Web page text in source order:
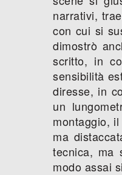
narrativi,
con cui si
dimostrò
scritto, in
sensibilità
diresse, in
un
montaggio,
ma
tecnica, ma
modo assai